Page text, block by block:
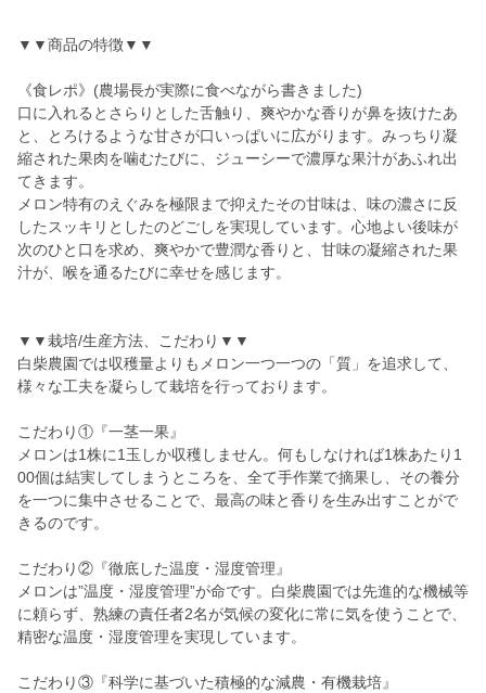
▼▼商品の特徴▼▼
《食レポ》(農場長が実際に食べながら書きました)
口に入れるとさらりとした舌触り、爽やかな香りが鼻を抜けたあ
と、とろけるような甘さが口いっぱいに広がります。みっちり凝
縮された果肉を噛むたびに、ジューシーで濃厚な果汁があふれ出
てきます。
メロン特有のえぐみを極限まで抑えたその甘味は、味の濃さに反
したスッキリとしたのどごしを実現しています。心地よい後味が
次のひと口を求め、爽やかで豊潤な香りと、甘味の凝縮された果
汁が、喉を通るたびに幸せを感じます。
▼▼栽培/生産方法、こだわり▼▼
白柴農園では収穫量よりもメロン一つ一つの「質」を追求して、
様々な工夫を凝らして栽培を行っております。
こだわり①『一茎一果』
メロンは1株に1玉しか収穫しません。何もしなければ1株あたり1
00個は結実してしまうところを、全て手作業で摘果し、その養分
を一つに集中させることで、最高の味と香りを生み出すことがで
きるのです。
こだわり②『徹底した温度・湿度管理』
メロンは”温度・湿度管理”が命です。白柴農園では先進的な機械等
に頼らず、熟練の責任者2名が気候の変化に常に気を使うことで、
精密な温度・湿度管理を実現しています。
こだわり③『科学に基づいた積極的な減農・有機栽培』